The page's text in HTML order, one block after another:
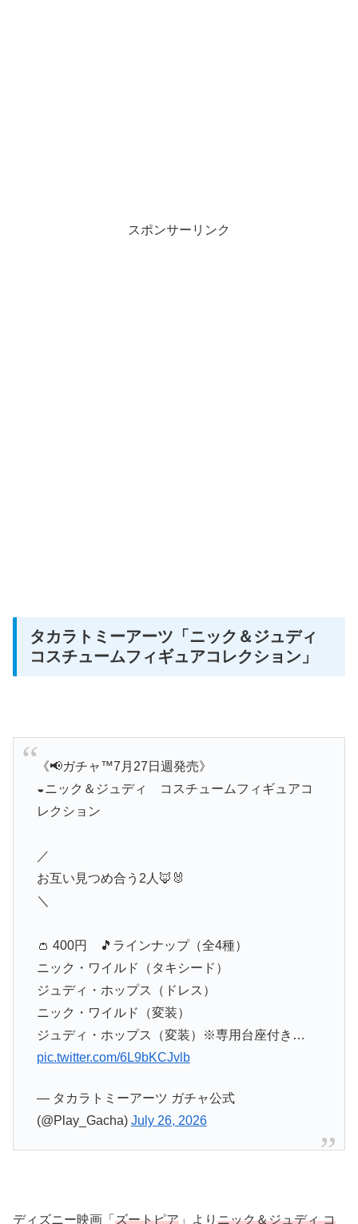
スポンサーリンク
タカラトミーアーツ 「ニック＆ジュディ
コスチュームフィギュアコレクション」
《📢ガチャ™7月27日週発売》
◒ニック＆ジュディ コスチュームフィギュアコ
レクション
／
お互い見つめ合う2人🦊🐰
＼
👛 400円 🎵ラインナップ（全4種）
ニック・ワイルド（タキシード）
ジュディ・ホップス（ドレス）
ニック・ワイルド（変装）
ジュディ・ホップス（変装）※専用台座付き…
pic.twitter.com/6L9bKCJvlb
— タカラトミーアーツ ガチャ公式
(@Play_Gacha) July 26, 2026
ディズニー映画「 ズートピア 」より ニック＆ジュディ コ